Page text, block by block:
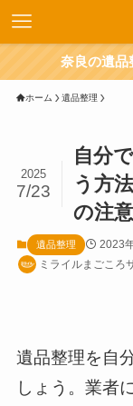
奈良の遺品
ホーム 遺品整理
自分
う方
の注
2025
7/23
遺品整理 2023
ミライルまごころ
遺品整理を自
しょう。業者